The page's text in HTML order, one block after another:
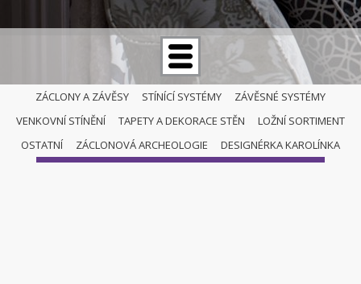
ZÁCLONY A ZÁVĚSY STÍNÍCÍ SYSTÉMY
ZÁVĚSNÉ SYSTÉMY
VENKOVNÍ STÍNĚNÍ
TAPETY A DEKORACE STĚN
LOŽNÍ SORTIMENT
OSTATNÍ
ZÁCLONOVÁ ARCHEOLOGIE DESIGNÉRKA KAROLÍNKA
ZÁCLONY A ZÁVĚSY